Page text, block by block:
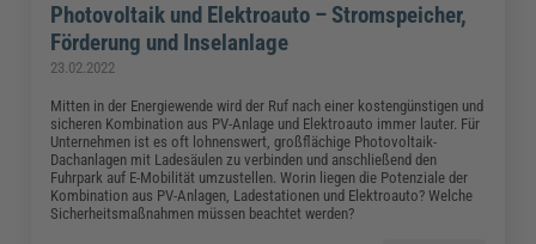
Photovoltaik und Elektroauto – Stromspeicher,
Förderung und Inselanlage
23.02.2022
Mitten in der Energiewende wird der Ruf nach einer kostengünstigen und
sicheren Kombination aus PV-Anlage und Elektroauto immer lauter. Für
Unternehmen ist es oft lohnenswert, großflächige Photovoltaik-
Dachanlagen mit Ladesäulen zu verbinden und anschließend den
Fuhrpark auf E-Mobilität umzustellen. Worin liegen die Potenziale der
Kombination aus PV-Anlagen, Ladestationen und Elektroauto? Welche
Sicherheitsmaßnahmen müssen beachtet werden?